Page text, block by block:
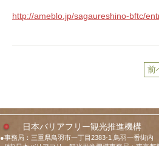
http://ameblo.jp/sagaureshino-bftc/
前
日本バリアフリー観光推進機構
●事務局：三重県鳥羽市一丁目2383-1 鳥羽一番街内